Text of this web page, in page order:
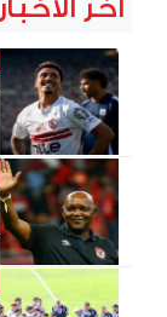
آخر الأخبار